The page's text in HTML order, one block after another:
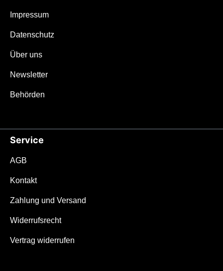
Impressum
Datenschutz
Über uns
Newsletter
Behörden
Service
AGB
Kontakt
Zahlung und Versand
Widerrufsrecht
Vertrag widerrufen